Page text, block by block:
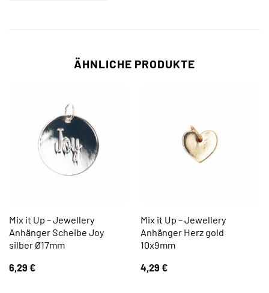
ÄHNLICHE PRODUKTE
Mix it Up – Jewellery
Anhänger Scheibe Joy
silber Ø17mm
6,29 €
Mix it Up – Jewellery
Anhänger Herz gold
10x9mm
4,29 €